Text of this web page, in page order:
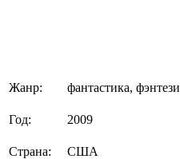
Жанр: фантастика, фэнтези
Год: 2009
Страна: США